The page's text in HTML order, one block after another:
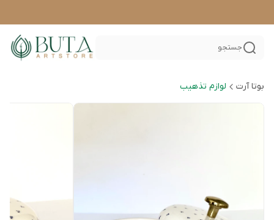
جستجو
بوتا آرت لوازم تذهیب